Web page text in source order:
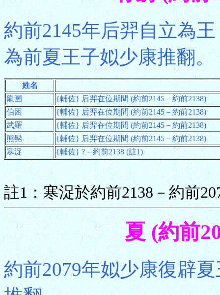
約前2145年后羿自立為
為前夏王子姒少康推翻。
姓名
龍圉
{輔佐} 后羿在位期間 (約前2145－約前2138)
伯困
{輔佐} 后羿在位期間 (約前2145－約前2138)
武羅
{輔佐} 后羿在位期間 (約前2145－約前2138)
熊髡
{輔佐} 后羿在位期間 (約前2145－約前2138)
寒浞
{輔佐} ?－約前2138 (註1)
註1：寒浞於約前2138－約前
夏 (約前
約前2079年姒少康復辟